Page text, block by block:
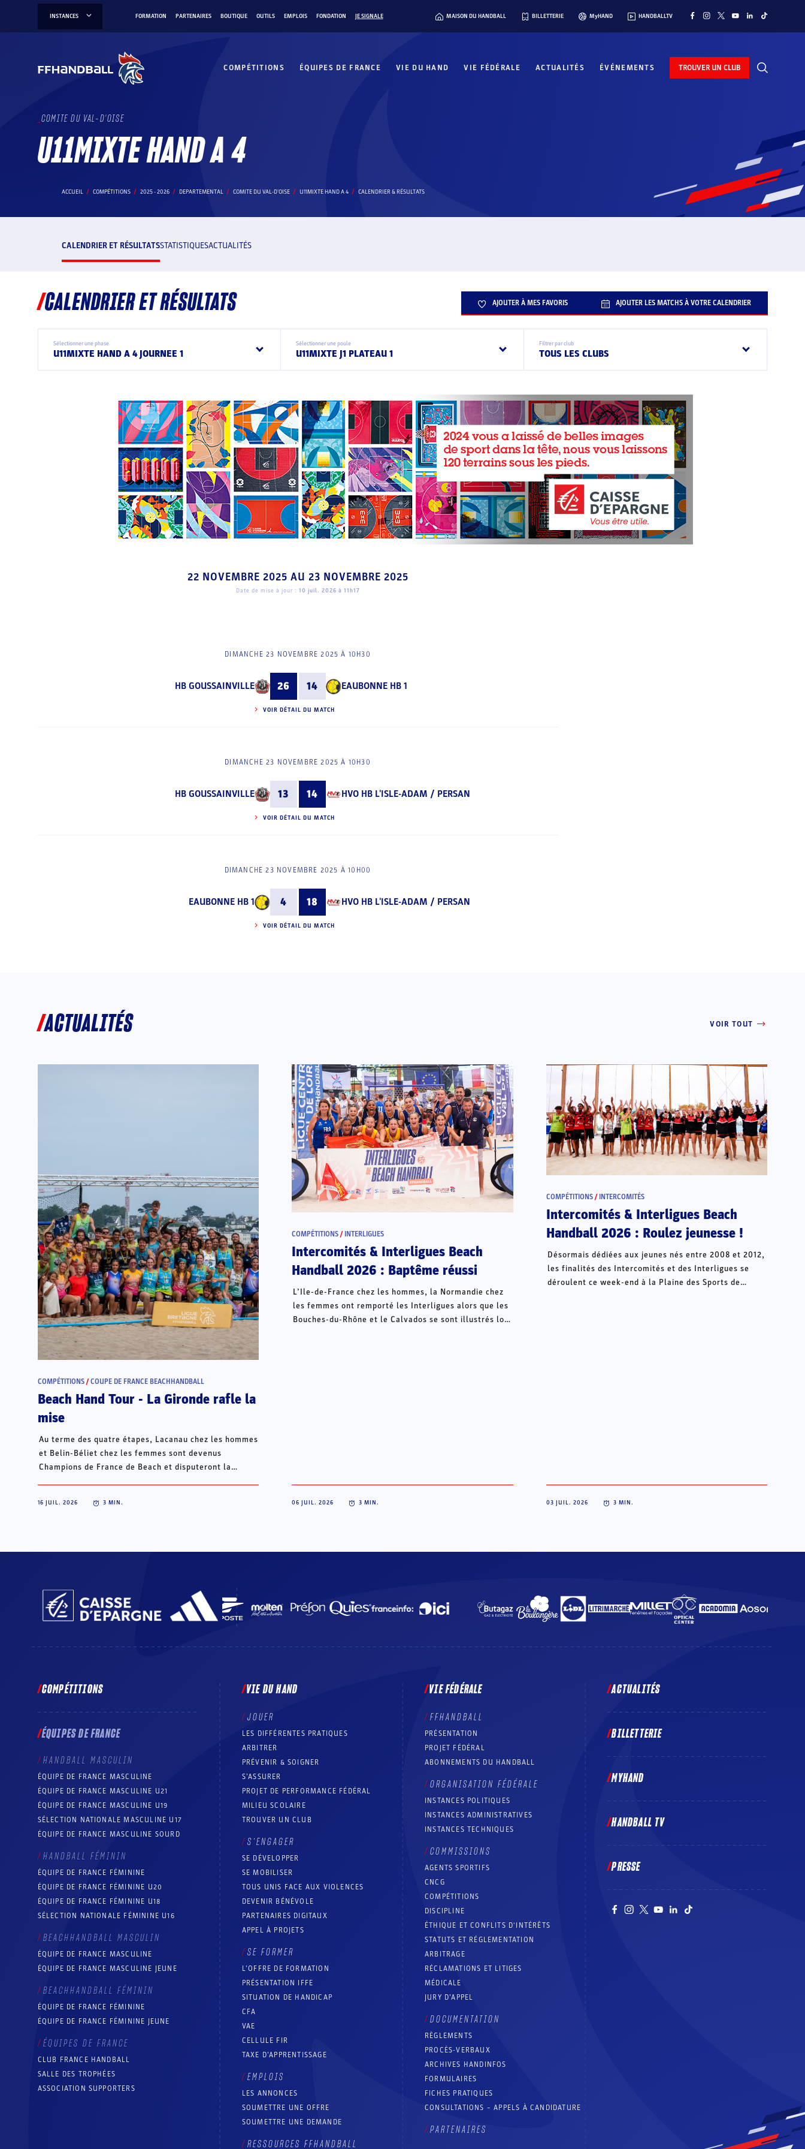
INSTANCES FORMATION PARTENAIRES BOUTIQUE OUTILS EMPLOIS FONDATION JE SIGNALE MAISON DU HANDBALL BILLETTERIE MyHAND HANDBALLTV
COMPÉTITIONS ÉQUIPES DE FRANCE VIE DU HAND VIE FÉDÉRALE ACTUALITÉS ÉVÉNEMENTS TROUVER UN CLUB
COMITE DU VAL-D'OISE
U11MIXTE HAND A 4
ACCUEIL COMPÉTITIONS 2025 - 2026 DEPARTEMENTAL COMITE DU VAL-D'OISE U11MIXTE HAND A 4 CALENDRIER & RÉSULTATS
CALENDRIER ET RÉSULTATSSTATISTIQUESACTUALITÉS
CALENDRIER ET RÉSULTATS AJOUTER À MES FAVORIS AJOUTER LES MATCHS À VOTRE CALENDRIER
Sélectionner une phase
U11MIXTE HAND A 4 JOURNEE 1
Sélectionner une poule
U11MIXTE J1 PLATEAU 1
Filtrer par club
TOUS LES CLUBS
22 NOVEMBRE 2025 AU 23 NOVEMBRE 2025
Date de mise à jour : 10 juil. 2026 à 11h17
DIMANCHE 23 NOVEMBRE 2025 À 10H30
HB GOUSSAINVILLE 26 14 EAUBONNE HB 1
VOIR DÉTAIL DU MATCH
DIMANCHE 23 NOVEMBRE 2025 À 10H30
HB GOUSSAINVILLE 13 14 HVO HB L'ISLE-ADAM / PERSAN
VOIR DÉTAIL DU MATCH
DIMANCHE 23 NOVEMBRE 2025 À 10H00
EAUBONNE HB 1 4 18 HVO HB L'ISLE-ADAM / PERSAN
VOIR DÉTAIL DU MATCH
ACTUALITÉS VOIR TOUT
COMPÉTITIONS /COUPE DE FRANCE BEACHHANDBALL
Beach Hand Tour - La Gironde rafle la
mise
Au terme des quatre étapes, Lacanau chez les hommes
et Belin-Béliet chez les femmes sont devenus
Champions de France de Beach et disputeront la
16 JUIL. 2026 3 MIN.
COMPÉTITIONS / INTERLIGUES
Intercomités & Interligues Beach
Handball 2026 : Baptême réussi
L’Ile-de-France chez les hommes, la Normandie chez
les femmes ont remporté les Interligues alors que les
Bouches-du-Rhône et le Calvados se sont illustrés lors
06 JUIL. 2026 3 MIN.
COMPÉTITIONS / INTERCOMITÉS
Intercomités & Interligues Beach
Handball 2026 : Roulez jeunesse !
Désormais dédiées aux jeunes nés entre 2008 et 2012,
les finalités des Intercomités et des Interligues se
déroulent ce week-end à la Plaine des Sports de
03 JUIL. 2026 3 MIN.
COMPÉTITIONS
ÉQUIPES DE FRANCE
HANDBALL MASCULIN
ÉQUIPE DE FRANCE MASCULINE
ÉQUIPE DE FRANCE MASCULINE U21
ÉQUIPE DE FRANCE MASCULINE U19
SÉLECTION NATIONALE MASCULINE U17
ÉQUIPE DE FRANCE MASCULINE SOURD
HANDBALL FÉMININ
ÉQUIPE DE FRANCE FÉMININE
ÉQUIPE DE FRANCE FÉMININE U20
ÉQUIPE DE FRANCE FÉMININE U18
SÉLECTION NATIONALE FÉMININE U16
BEACHHANDBALL MASCULIN
ÉQUIPE DE FRANCE MASCULINE
ÉQUIPE DE FRANCE MASCULINE JEUNE
BEACHHANDBALL FÉMININ
ÉQUIPE DE FRANCE FÉMININE
ÉQUIPE DE FRANCE FÉMININE JEUNE
ÉQUIPES DE FRANCE
CLUB FRANCE HANDBALL
SALLE DES TROPHÉES
ASSOCIATION SUPPORTERS
VIE DU HAND
JOUER
LES DIFFÉRENTES PRATIQUES
ARBITRER
PRÉVENIR & SOIGNER
S’ASSURER
PROJET DE PERFORMANCE FÉDÉRAL
MILIEU SCOLAIRE
TROUVER UN CLUB
S’ENGAGER
SE DÉVELOPPER
SE MOBILISER
TOUS UNIS FACE AUX VIOLENCES
DEVENIR BÉNÉVOLE
PARTENAIRES DIGITAUX
APPEL À PROJETS
SE FORMER
L’OFFRE DE FORMATION
PRÉSENTATION IFFE
SITUATION DE HANDICAP
CFA
VAE
CELLULE FIR
TAXE D’APPRENTISSAGE
EMPLOIS
LES ANNONCES
SOUMETTRE UNE OFFRE
SOUMETTRE UNE DEMANDE
RESSOURCES FFHANDBALL
VIE FÉDÉRALE
FFHANDBALL
PRÉSENTATION
PROJET FÉDÉRAL
ABONNEMENTS DU HANDBALL
ORGANISATION FÉDÉRALE
INSTANCES POLITIQUES
INSTANCES ADMINISTRATIVES
INSTANCES TECHNIQUES
COMMISSIONS
AGENTS SPORTIFS
CNCG
COMPÉTITIONS
DISCIPLINE
ÉTHIQUE ET CONFLITS D'INTÉRÊTS
STATUTS ET RÉGLEMENTATION
ARBITRAGE
RÉCLAMATIONS ET LITIGES
MÉDICALE
JURY D’APPEL
DOCUMENTATION
RÈGLEMENTS
PROCÈS-VERBAUX
ARCHIVES HANDINFOS
FORMULAIRES
FICHES PRATIQUES
CONSULTATIONS – APPELS À CANDIDATURE
PARTENAIRES
ACTUALITÉS
BILLETTERIE
MYHAND
HANDBALL TV
PRESSE